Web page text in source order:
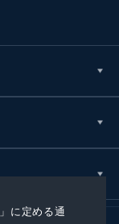
」に定める通